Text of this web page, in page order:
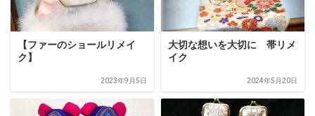
【ファーのショールリメイ
ク】
2023年9月5日
大切な想いを大切に 帯リメ
イク
2024年5月20日